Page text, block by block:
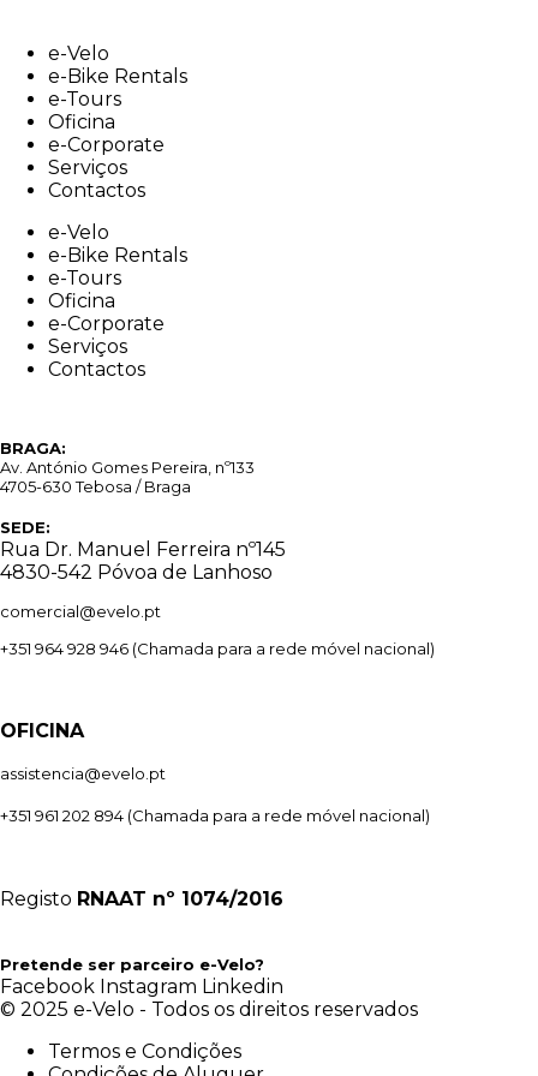
contente-Velo
e-Bike Rentals
e-Tours
Oficina
e-Corporate
Serviços
Contactos
e-Velo
e-Bike Rentals
e-Tours
Oficina
e-Corporate
Serviços
Contactos
BRAGA:
Av. António Gomes Pereira, nº133
4705-630 Tebosa / Braga
SEDE:
Rua Dr. Manuel Ferreira nº145
4830-542 Póvoa de Lanhoso
comercial@evelo.pt
+351 964 928 946 (Chamada para a rede móvel nacional)
OFICINA
assistencia@evelo.pt
+351 961 202 894 (Chamada para a rede móvel nacional)
Registo RNAAT nº 1074/2016
Pretende ser parceiro e-Velo?
Facebook Instagram Linkedin
© 2025 e-Velo - Todos os direitos reservados
Termos e Condições